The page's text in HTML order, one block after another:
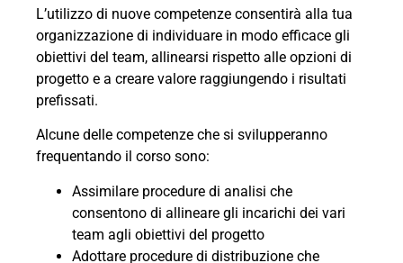
L’utilizzo di nuove competenze consentirà alla tua
organizzazione di individuare in modo efficace gli
obiettivi del team, allinearsi rispetto alle opzioni di
progetto e a creare valore raggiungendo i risultati
prefissati.
Alcune delle competenze che si svilupperanno
frequentando il corso sono:
Assimilare procedure di analisi che
consentono di allineare gli incarichi dei vari
team agli obiettivi del progetto
Adottare procedure di distribuzione che